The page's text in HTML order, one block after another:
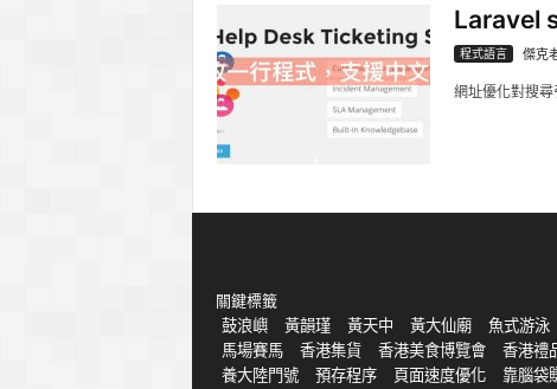
Laravel
程式語言 傑克
網址優化對搜
關鍵標籤
鼓浪嶼
黃韻瑾 黃天中 黃大仙廟 魚式游泳
馬場賽馬
香港集貨 香港美食博覽會 香港禮
養大陸門號
預存程序 頁面速度優化 靠腦袋